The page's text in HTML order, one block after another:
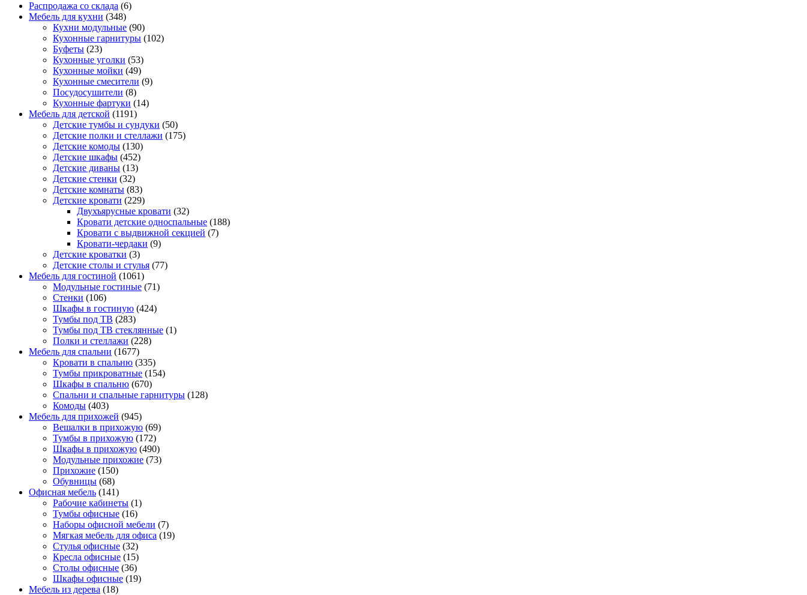
Распродажа со склада (6)
Мебель для кухни (348)
Кухни модульные (90)
Кухонные гарнитуры (102)
Буфеты (23)
Кухонные уголки (53)
Кухонные мойки (49)
Кухонные смесители (9)
Посудосушители (8)
Кухонные фартуки (14)
Мебель для детской (1191)
Детские тумбы и сундуки (50)
Детские полки и стеллажи (175)
Детские комоды (130)
Детские шкафы (452)
Детские диваны (13)
Детские стенки (32)
Детские комнаты (83)
Детские кровати (229)
Двухъярусные кровати (32)
Кровати детские односпальные (188)
Кровати с выдвижной секцией (7)
Кровати-чердаки (9)
Детские кроватки (3)
Детские столы и стулья (77)
Мебель для гостиной (1061)
Модульные гостиные (71)
Стенки (106)
Шкафы в гостиную (424)
Тумбы под ТВ (283)
Тумбы под ТВ стеклянные (1)
Полки и стеллажи (228)
Мебель для спальни (1677)
Кровати в спальню (335)
Тумбы прикроватные (154)
Шкафы в спальню (670)
Спальни и спальные гарнитуры (128)
Комоды (403)
Мебель для прихожей (945)
Вешалки в прихожую (69)
Тумбы в прихожую (172)
Шкафы в прихожую (490)
Модульные прихожие (73)
Прихожие (150)
Обувницы (68)
Офисная мебель (141)
Рабочие кабинеты (1)
Тумбы офисные (16)
Наборы офисной мебели (7)
Мягкая мебель для офиса (19)
Стулья офисные (32)
Кресла офисные (15)
Столы офисные (36)
Шкафы офисные (19)
Мебель из дерева (18)